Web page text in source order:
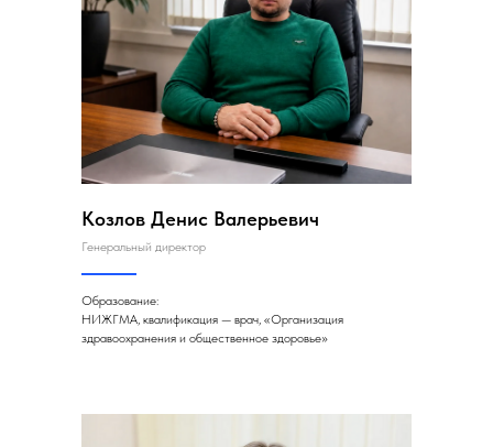
Козлов Денис Валерьевич
Генеральный директор
Образование:
НИЖГМА, квалификация — врач, «Организация
здравоохранения и общественное здоровье»